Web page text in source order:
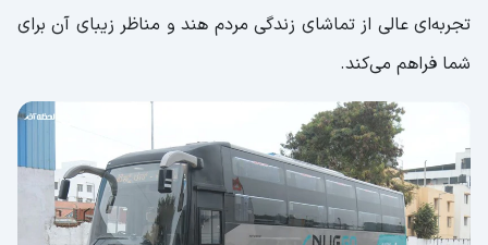
تجربه‌ای عالی از تماشای زندگی مردم هند و مناظر زیبای آن برای
شما فراهم می‌کند.